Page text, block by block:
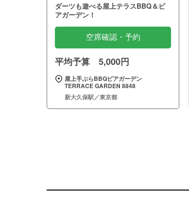
ダーツも遊べる屋上テラスBBQ＆ビ
アガーデン！
空席確認・予約
平均予算 5,000円
屋上手ぶらBBQビアガーデン
TERRACE GARDEN 8848
新大久保駅／東京都